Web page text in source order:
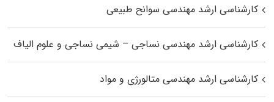
کارشناسی ارشد مهندسی سوانح طبیعی
کارشناسی ارشد مهندسی نساجی – شیمی نساجی و علوم الیاف
کارشناسی ارشد مهندسی متالورژی و مواد